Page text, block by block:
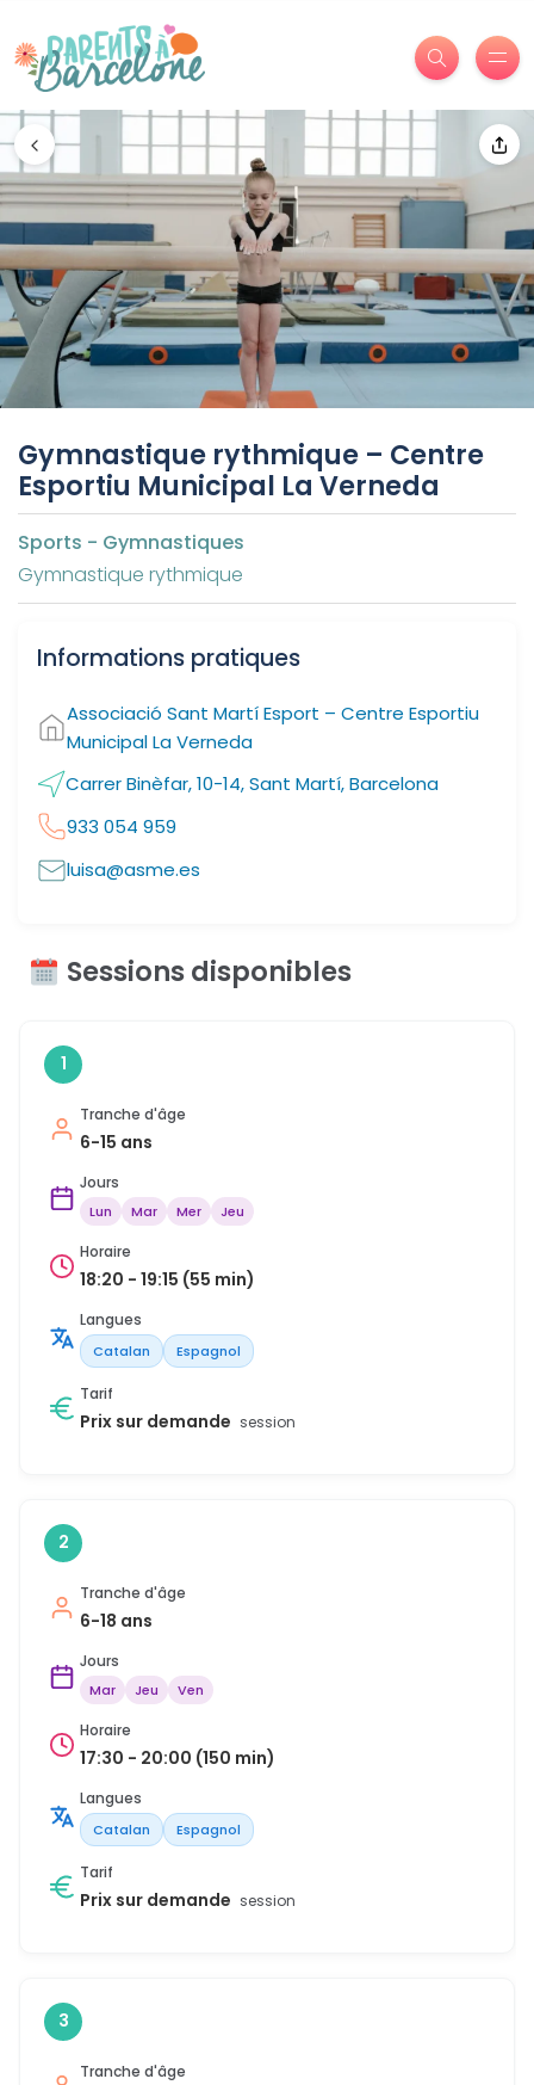
Gymnastique rythmique – Centre
Esportiu Municipal La Verneda
Sports - Gymnastiques
Gymnastique rythmique
Informations pratiques
Associació Sant Martí Esport – Centre Esportiu
Municipal La Verneda
Carrer Binèfar, 10-14, Sant Martí, Barcelona
933 054 959
luisa@asme.es
Sessions disponibles
1
Tranche d'âge
6-15 ans
Jours
Lun Mar Mer Jeu
Horaire
18:20 - 19:15 (55 min)
Langues
Catalan Espagnol
Tarif
Prix sur demande session
2
Tranche d'âge
6-18 ans
Jours
Mar Jeu Ven
Horaire
17:30 - 20:00 (150 min)
Langues
Catalan Espagnol
Tarif
Prix sur demande session
3
Tranche d'âge